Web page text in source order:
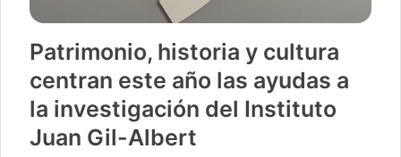
Patrimonio, historia y cultura
centran este año las ayudas a
la investigación del Instituto
Juan Gil-Albert